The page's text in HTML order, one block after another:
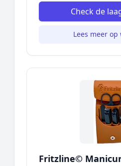
Check de
Lees meer op
Fritzline©